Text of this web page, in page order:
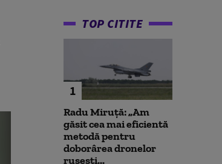
TOP CITITE
1
Radu Miruță: „Am
găsit cea mai eficientă
metodă pentru
doborârea dronelor
rusești...